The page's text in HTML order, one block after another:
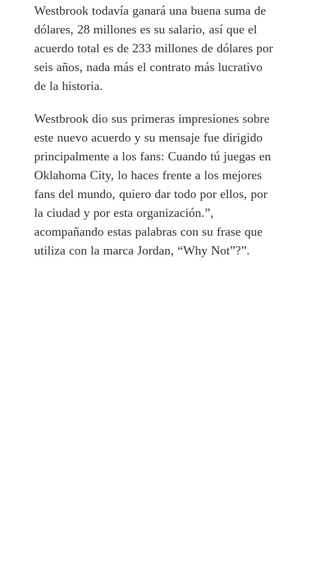
Westbrook todavía ganará una buena suma de
dólares, 28 millones es su salario, así que el
acuerdo total es de 233 millones de dólares por
seis años, nada más el contrato más lucrativo
de la historia.
Westbrook dio sus primeras impresiones sobre
este nuevo acuerdo y su mensaje fue dirigido
principalmente a los fans: Cuando tú juegas en
Oklahoma City, lo haces frente a los mejores
fans del mundo, quiero dar todo por ellos, por
la ciudad y por esta organización.”,
acompañando estas palabras con su frase que
utiliza con la marca Jordan, “Why Not”?”.